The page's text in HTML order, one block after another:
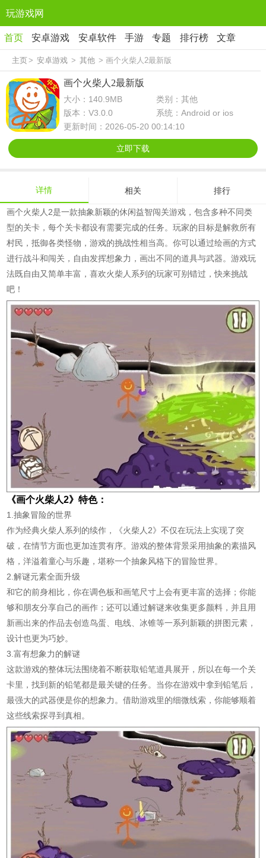
玩游戏网
首页 安卓游戏 安卓软件 手游 专题 排行榜 文章
主页> 安卓游戏 > 其他 > 画个火柴人2最新版
画个火柴人2最新版
大小：140.9MB
类别：其他
版本：V3.0.0
系统：Android or ios
更新时间：2026-05-20 00:14:10
立即下载
详情 相关 排行
画个火柴人2是一款抽象新颖的休闲益智闯关游戏，包含多种不同类
型的关卡，每个关卡都设有需要完成的任务。玩家的目标是解救所有
村民，抵御各类怪物，游戏的挑战性相当高。你可以通过绘画的方式
进行战斗和闯关，自由发挥想象力，画出不同的道具与武器。游戏玩
法既自由又简单丰富，喜欢火柴人系列的玩家可别错过，快来挑战
吧！
《画个火柴人2》特色：
1.抽象冒险的世界
作为经典火柴人系列的续作，《火柴人2》不仅在玩法上实现了突
破，在情节方面也更加连贯有序。游戏的整体背景采用抽象的素描风
格，洋溢着童心与乐趣，堪称一个抽象风格下的冒险世界。
2.解谜元素全面升级
和它的前身相比，你在调色板和画笔尺寸上会有更丰富的选择；你能
够和朋友分享自己的画作；还可以通过解谜来收集更多颜料，并且用
新画出来的作品去创造鸟蛋、电线、冰锥等一系列新颖的拼图元素，
设计也更为巧妙。
3.富有想象力的解谜
这款游戏的整体玩法围绕着不断获取铅笔道具展开，所以在每一个关
卡里，找到新的铅笔都是最关键的任务。当你在游戏中拿到铅笔后，
最强大的武器便是你的想象力。借助游戏里的细微线索，你能够顺着
这些线索探寻到真相。